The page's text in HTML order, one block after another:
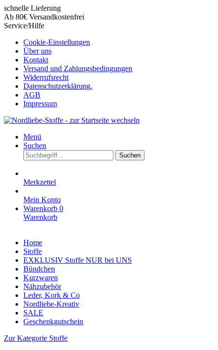
schnelle Lieferung
Ab 80€ Versandkostenfrei
Service/Hilfe
Cookie-Einstellungen
Über uns
Kontakt
Versand und Zahlungsbedingungen
Widerrufsrecht
Datenschutzerklärung.
AGB
Impressum
Menü
Suchen
Suchen
Merkzettel
Mein Konto
Warenkorb 0
Warenkorb
Home
Stoffe
EXKLUSIV Stoffe NUR bei UNS
Bündchen
Kurzwaren
Nähzubehör
Leder, Kork & Co
Nordliebe-Kreativ
SALE
Geschenkgutschein
Zur Kategorie Stoffe